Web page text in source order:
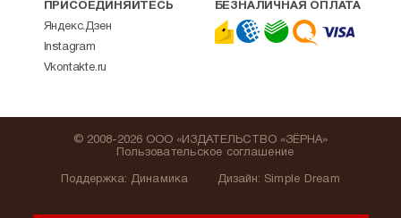
ПРИСОЕДИНЯЙТЕСЬ
Яндекс.Дзен
Instagram
Vkontakte.ru
БЕЗНАЛИЧНАЯ ОПЛАТА
Поддержка: Динамика
© 2008-2026 ООО «ИЗДАТЕЛЬСТВО «ЗЁРНА»
Пользовательское соглашение
Дизайн: Simple Dream